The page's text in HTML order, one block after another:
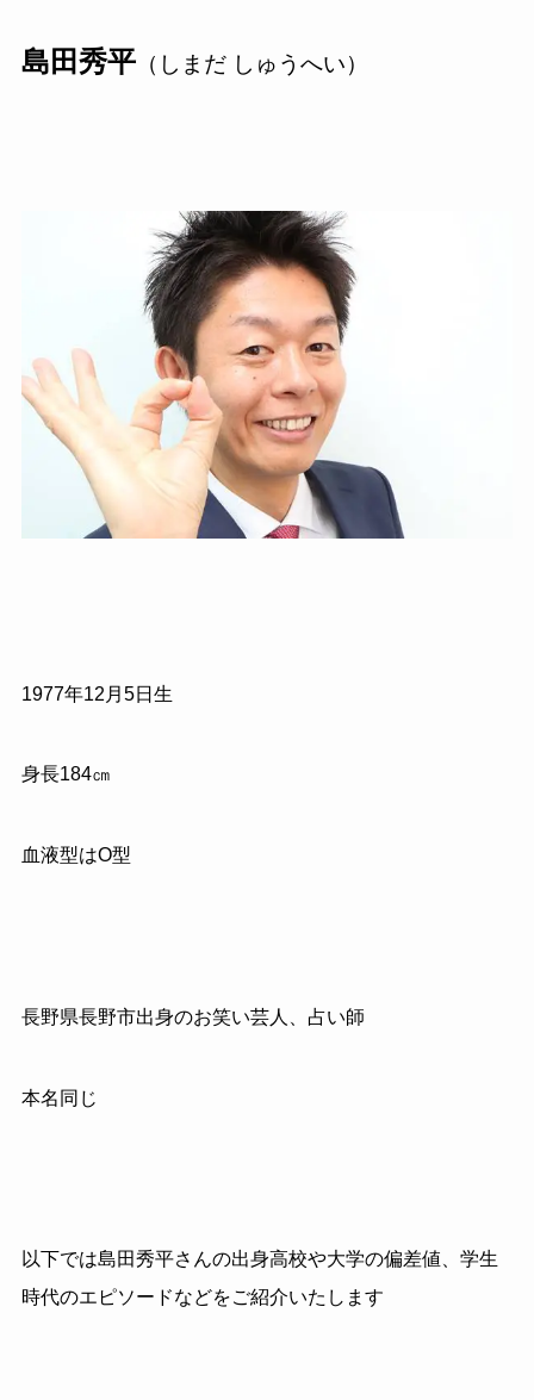
島田秀平（しまだ しゅうへい）
1977年12月5日生
身長184㎝
血液型はO型
長野県長野市出身のお笑い芸人、占い師
本名同じ
以下では島田秀平さんの出身高校や大学の偏差値、学生
時代のエピソードなどをご紹介いたします